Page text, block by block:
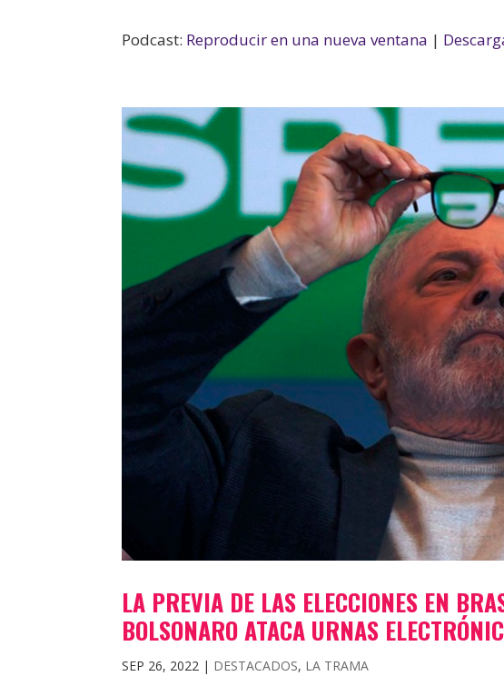
Podcast: Reproducir en una nueva ventana |
LA PREVIA DE LAS ELECCIONES EN
BOLSONARO ATACA URNAS
SEP 26, 2022 | DESTACADOS, LA TRAMA